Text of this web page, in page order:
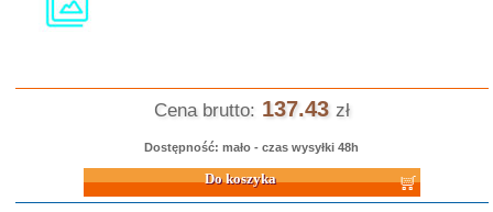
Cena brutto: 137.43 zł
Dostępność: mało - czas wysyłki 48h
Do koszyka